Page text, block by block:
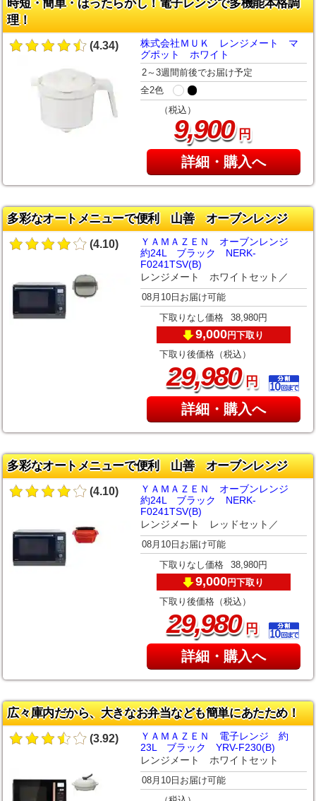
時短・簡単・ほったらかし！電子レンジで多機能本格調
理！
(4.34)
株式会社ＭＵＫ レンジメート マ
グポット ホワイト
2～3週間前後でお届け予定
全2色
（税込）
9,900円
詳細・購入へ
多彩なオートメニューで便利 山善 オーブンレンジ
(4.10)
ＹＡＭＡＺＥＮ オーブンレンジ
約24L ブラック NERK-
F0241TSV(B)
レンジメート ホワイトセット／
08月10日お届け可能
下取りなし価格 38,980円
9,000円下取り
下取り後価格（税込）
29,980円
詳細・購入へ
多彩なオートメニューで便利 山善 オーブンレンジ
(4.10)
ＹＡＭＡＺＥＮ オーブンレンジ
約24L ブラック NERK-
F0241TSV(B)
レンジメート レッドセット／
08月10日お届け可能
下取りなし価格 38,980円
9,000円下取り
下取り後価格（税込）
29,980円
詳細・購入へ
広々庫内だから、大きなお弁当なども簡単にあたため！
(3.92)
ＹＡＭＡＺＥＮ 電子レンジ 約
23L ブラック YRV-F230(B)
レンジメート ホワイトセット
08月10日お届け可能